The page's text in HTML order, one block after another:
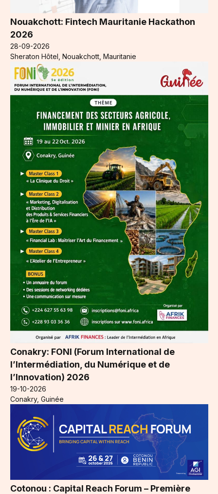
Nouakchott: Fintech Mauritanie Hackathon
2026
28-09-2026
Sheraton Hôtel, Nouakchott, Mauritanie
Conakry: FONI (Forum International de
l’Intermédiation, du Numérique et de
l’Innovation) 2026
19-10-2026
Conakry, Guinée
Cotonou : Capital Reach Forum – Première